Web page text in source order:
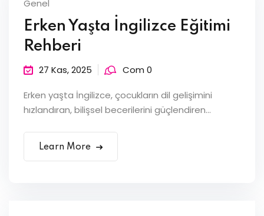
Genel
Erken Yaşta İngilizce Eğitimi
Rehberi
27 Kas, 2025 Com 0
Erken yaşta İngilizce, çocukların dil gelişimini
hızlandıran, bilişsel becerilerini güçlendiren...
Learn More